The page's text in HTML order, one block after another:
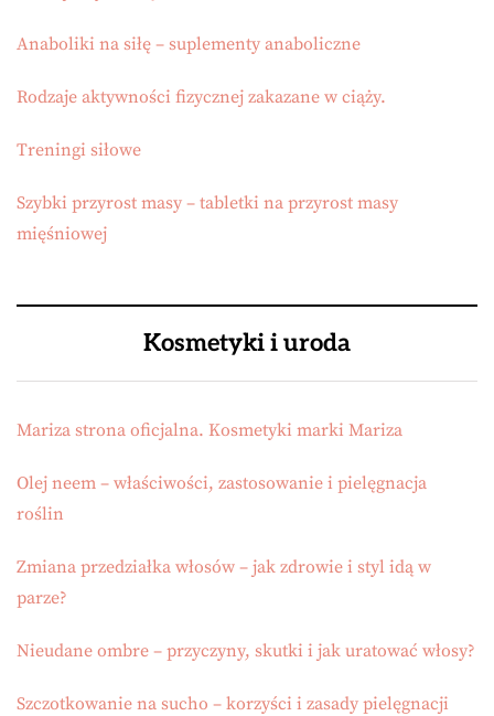
Anaboliki na siłę – suplementy anaboliczne
Rodzaje aktywności fizycznej zakazane w ciąży.
Treningi siłowe
Szybki przyrost masy – tabletki na przyrost masy
mięśniowej
Kosmetyki i uroda
Mariza strona oficjalna. Kosmetyki marki Mariza
Olej neem – właściwości, zastosowanie i pielęgnacja
roślin
Zmiana przedziałka włosów – jak zdrowie i styl idą w
parze?
Nieudane ombre – przyczyny, skutki i jak uratować włosy?
Szczotkowanie na sucho – korzyści i zasady pielęgnacji